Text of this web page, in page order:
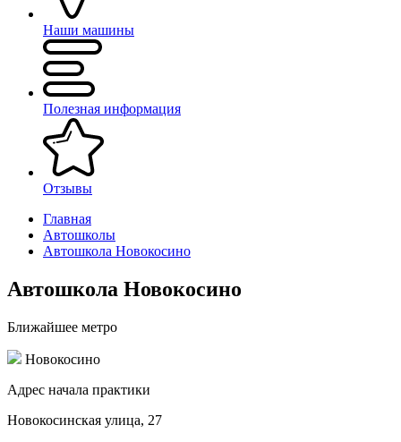
Наши машины
Полезная информация
Отзывы
Главная
Автошколы
Автошкола Новокосино
Автошкола Новокосино
Ближайшее метро
Новокосино
Адрес начала практики
Новокосинская улица, 27